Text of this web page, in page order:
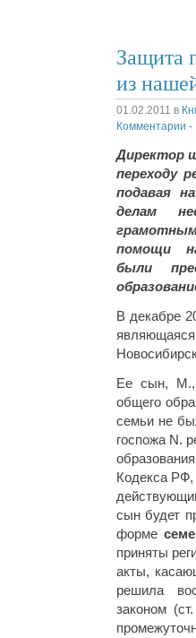
Защита
из
01.02.2011 в
Комментарии -
Директор
переходу
подавая
делам
помощи
были
В декабре
Ее сын, M.,
общего
семьи не
госпожа N.
Кодекса РФ,
сын будет
форме
приняты
акты,
решила
законом